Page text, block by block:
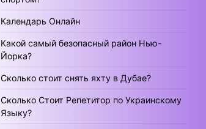
Календарь Онлайн
Какой самый безопасный район Нью-
Йорка?
Сколько стоит снять яхту в Дубае?
Сколько Стоит Репетитор по Украинскому
Языку?